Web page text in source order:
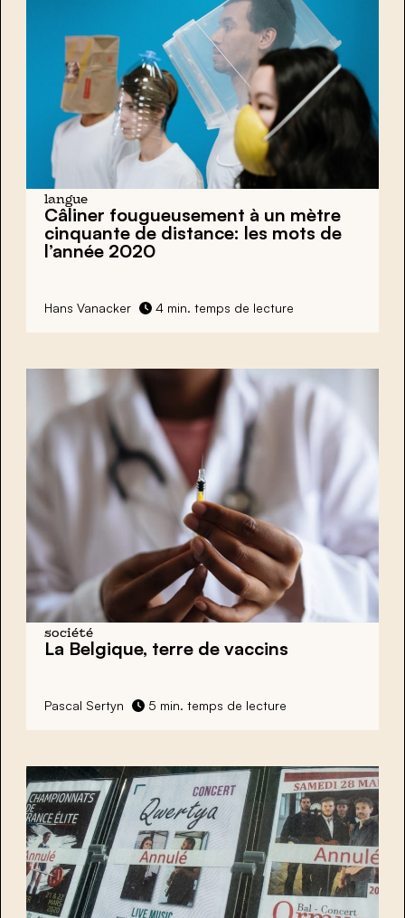
langue
Câliner fougueusement à un mètre
cinquante de distance: les mots de
l’année 2020
Hans Vanacker 4 min. temps de lecture
société
La Belgique, terre de vaccins
Pascal Sertyn 5 min. temps de lecture